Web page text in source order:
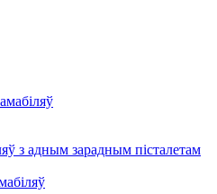
з адным зарадным пісталетам